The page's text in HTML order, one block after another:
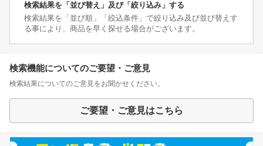
検索結果を「並び替え」及び「絞り込み」する
検索結果を「並び順」「絞込条件」で絞り込み及び並び替えす
る事により、商品を早く探せる場合がございます。
検索機能についてのご要望・ご意見
検索結果についてのご意見をお聞かせください。
ご要望・ご意見はこちら